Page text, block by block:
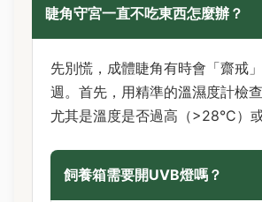
睫角守宮一直不吃東西怎麼辦？
先別慌，成體睫角有時會「齋戒
週。首先，用精準的溫濕度計檢
尤其是溫度是否過高（>28°C）
飼養箱需要開UVB燈嗎？